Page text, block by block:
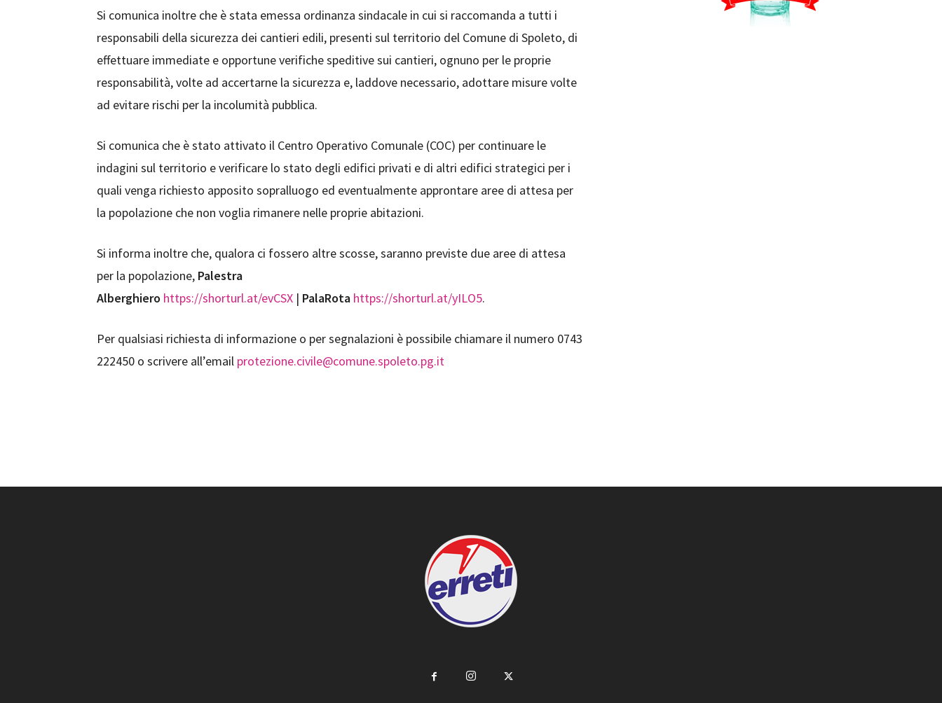
Si comunica inoltre che è stata emessa ordinanza sindacale in cui si raccomanda a tutti i
responsabili della sicurezza dei cantieri edili, presenti sul territorio del Comune di Spoleto, di
effettuare immediate e opportune verifiche speditive sui cantieri, ognuno per le proprie
responsabilità, volte ad accertarne la sicurezza e, laddove necessario, adottare misure volte
ad evitare rischi per la incolumità pubblica.
Si comunica che è stato attivato il Centro Operativo Comunale (COC) per continuare le
indagini sul territorio e verificare lo stato degli edifici privati e di altri edifici strategici per i
quali venga richiesto apposito sopralluogo ed eventualmente approntare aree di attesa per
la popolazione che non voglia rimanere nelle proprie abitazioni.
Si informa inoltre che, qualora ci fossero altre scosse, saranno previste due aree di attesa
per la popolazione, Palestra
Alberghiero https://shorturl.at/evCSX | PalaRota https://shorturl.at/yILO5.
Per qualsiasi richiesta di informazione o per segnalazioni è possibile chiamare il numero 0743
222450 o scrivere all’email protezione.civile@comune.spoleto.pg.it